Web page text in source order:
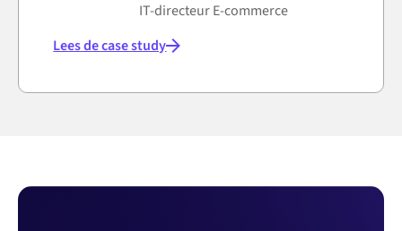
IT-directeur E-commerce
Lees de case study